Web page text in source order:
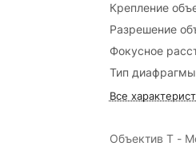
Крепление
Разрешение
Фокусное
Тип диафрагмы
Все
Объектив T -